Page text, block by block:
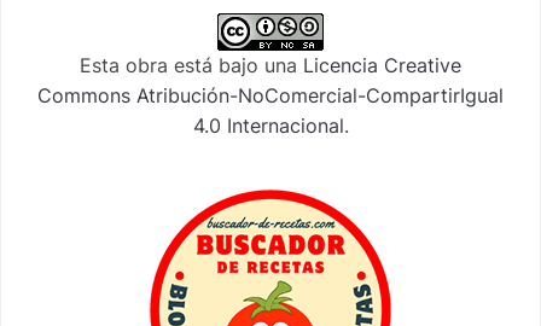
Esta obra está bajo una Licencia Creative
Commons Atribución-NoComercial-CompartirIgual
4.0 Internacional.